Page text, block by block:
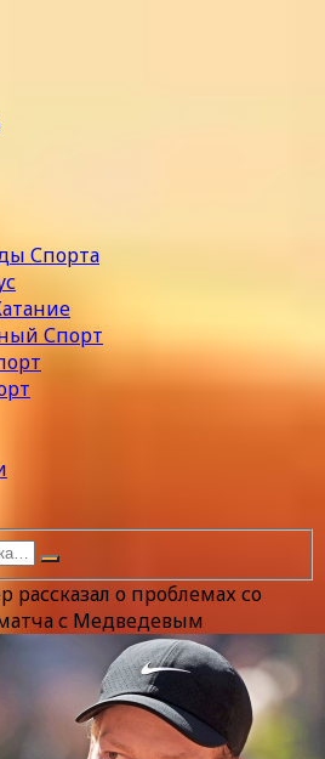
Спорта
Спорт
рассказал о проблемах со
с Медведевым